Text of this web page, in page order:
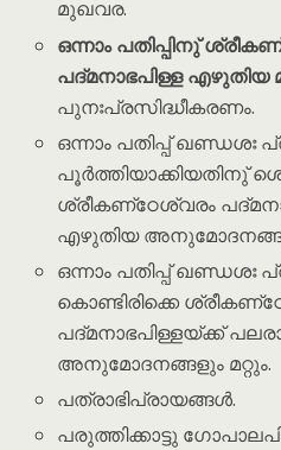
മുഖവര.
ഒന്നാം പതിപ്പിനു്
പദ്മനാഭപിള്ള
പുനഃപ്രസിദ്ധീകരണം.
ഒന്നാം പതിപ്പ് ഖണ്ഡശഃ
പൂർത്തിയാക്കിയതിനു്
ശ്രീകണ്‌ഠേശ്വരം
എഴുതിയ
ഒന്നാം പതിപ്പ് ഖണ്ഡശഃ
കൊണ്ടിരിക്കെ
പദ്മനാഭപിള്ളയ്ക്ക്
അനുമോദനങ്ങളും മറ്റും.
പത്രാഭിപ്രായങ്ങൾ.
പരുത്തിക്കാട്ടു